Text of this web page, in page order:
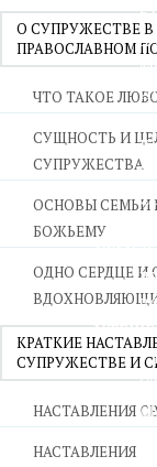
О СУПРУЖЕСТВЕ В
ПРАВОСЛАВНОМ
ЧТО ТАКОЕ
СУЩНОСТЬ И
СУПРУЖЕСТВА
ОСНОВЫ СЕМЬИ
БОЖЬЕМУ
ОДНО СЕРДЦЕ И
КРАТКИЕ
СУПРУЖЕСТВЕ И
НАСТАВЛЕНИЯ
НАСТАВЛЕНИЯ